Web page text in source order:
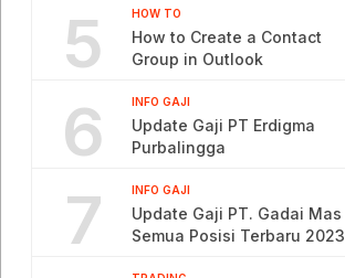
5 HOW TO
How to Create a Contact
Group in Outlook
6 INFO GAJI
Update Gaji PT Erdigma
Purbalingga
7 INFO GAJI
Update Gaji PT. Gadai Mas
Semua Posisi Terbaru 2023